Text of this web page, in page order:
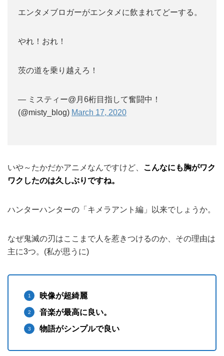
エンタメブロガーがエンタメに飲まれてどーする。
やれ！おれ！
茨の道を乗り越えろ！
— ミスティー@月6桁目指して奮闘中！
(@misty_blog) March 17, 2020
いや～たかだかアニメなんですけど、 こんなにも胸がワク
ワクしたのは久しぶりですね。
ハンターハンターの「キメラアント編」以来でしょうか。
なぜ鬼滅の刃はここまで人を惹きつけるのか、その理由は
主に3つ。(私が思うに)
映像が超綺麗
音楽が最高に良い。
物語がシンプルで良い